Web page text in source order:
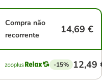
Compra não
recorrente
14,69 €
-15% 12,49